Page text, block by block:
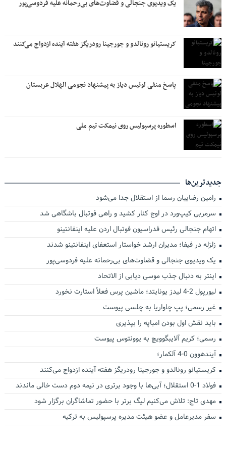
یک ویدیوی جنجالی و قضاوت‌های بی‌رحمانه علیه فردوسی‌پور
کریستیانو رونالدو و جورجینا رودریگز هفته آینده ازدواج می‌کنند
پاسخ منفی لوئیس دیاز به پیشنهاد نجومی الهلال عربستان
اسطوره پرسپولیس روی نیمکت تیم ملی
جدیدترین‌ها
رامین رضاییان رسما از استقلال جدا می‌شود
سرمربی کیپ‌ورد در اوج کنار کشید و راهی فوتبال باشگاهی شد
اتهام جنجالی رئیس فدراسیون فوتبال اردن علیه اینفانتینو
زلزله در فیفا؛ مدیران ارشد خواستار استعفای اینفانتینو شدند
یک ویدیوی جنجالی و قضاوت‌های بی‌رحمانه علیه فردوسی‌پور
اینتر به دنبال جذب موسی دیابی از الاتحاد
لیورپول 2-4 لیدز یونایتد؛ ماشین پرس فعلاً استارت نخورد
غیر رسمی؛ پپ چاواریا به چلسی پیوست
باید نقش اول بودن امباپه را بپذیری
رسمی؛ کریم آلایبگوویچ به یوونتوس پیوست
آیندهوون 0-4 آلکمار؛
کریستیانو رونالدو و جورجینا رودریگز هفته آینده ازدواج می‌کنند
فولاد 1-0 استقلال؛ آبی‌ها با وجود برتری در نیمه دوم دست خالی ماندند
مهدی تاج: تلاش می‌کنیم لیگ برتر با حضور تماشاگران برگزار شود
سفر مدیرعامل و عضو هیئت مدیره پرسپولیس به ترکیه